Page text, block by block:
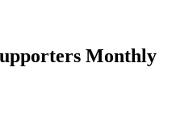
Monthly